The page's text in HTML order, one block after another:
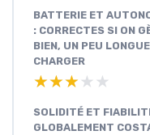
BATTERIE ET
: CORRECTES SI ON
BIEN, UN PEU
CHARGER
★★★★★
★★★★★
SOLIDITÉ ET
GLOBALEMENT